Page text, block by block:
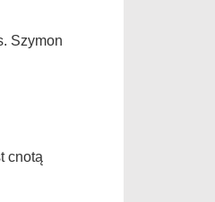
Szymon
cnotą